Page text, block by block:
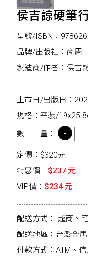
侯吉諒硬筆
型號/ISBN：
品牌/出版社：商周
製造商/作者：侯吉
上市日/出版日：
規格：平裝/
數 量：
定價：$320元
特惠價： $237 元
VIP價： $234 元
配送方式： 超商、
配送地區：台澎金馬
付款方式：ATM、